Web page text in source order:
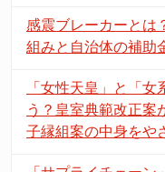
感震ブレーカーとは
組みと自治体の補助
「女性天皇」と「
う？皇室典範改正案
子縁組案の中身をや